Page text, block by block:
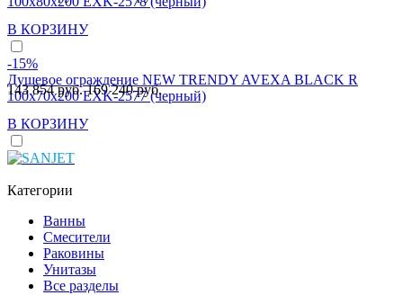
В КОРЗИНУ
-15%
Душевое ограждение NEW TRENDY AVEXA BLACK R
100x70x200 EXK-2577 (черный)
143 854 руб.169 240 руб.
В КОРЗИНУ
Категории
Ванны
Смесители
Раковины
Унитазы
Все разделы